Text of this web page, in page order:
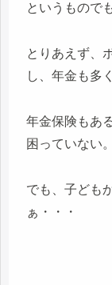
というもので
とりあえず、
し、年金も多
年金保険もあ
困っていない。
でも、子ども
ぁ・・・